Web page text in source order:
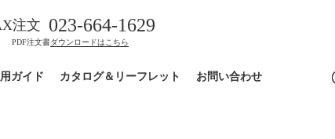
注文 023-664-1629
PDF注文書ダウンロードはこちら
ガイド カタログ＆リーフレット お問い合わせ